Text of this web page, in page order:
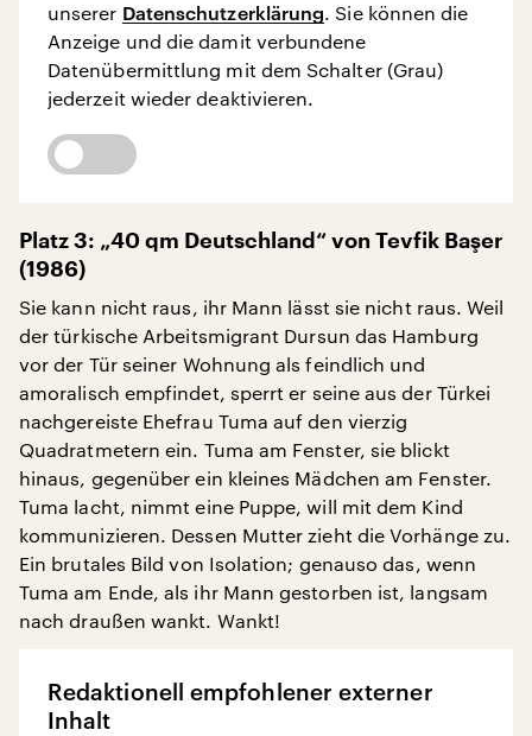
unserer Datenschutzerklärung. Sie können die
Anzeige und die damit verbundene
Datenübermittlung mit dem Schalter (Grau)
jederzeit wieder deaktivieren.
Platz 3: „40 qm Deutschland“ von Tevfik Başer
(1986)
Sie kann nicht raus, ihr Mann lässt sie nicht raus. Weil
der türkische Arbeitsmigrant Dursun das Hamburg
vor der Tür seiner Wohnung als feindlich und
amoralisch empfindet, sperrt er seine aus der Türkei
nachgereiste Ehefrau Tuma auf den vierzig
Quadratmetern ein. Tuma am Fenster, sie blickt
hinaus, gegenüber ein kleines Mädchen am Fenster.
Tuma lacht, nimmt eine Puppe, will mit dem Kind
kommunizieren. Dessen Mutter zieht die Vorhänge zu.
Ein brutales Bild von Isolation; genauso das, wenn
Tuma am Ende, als ihr Mann gestorben ist, langsam
nach draußen wankt. Wankt!
Redaktionell empfohlener externer
Inhalt